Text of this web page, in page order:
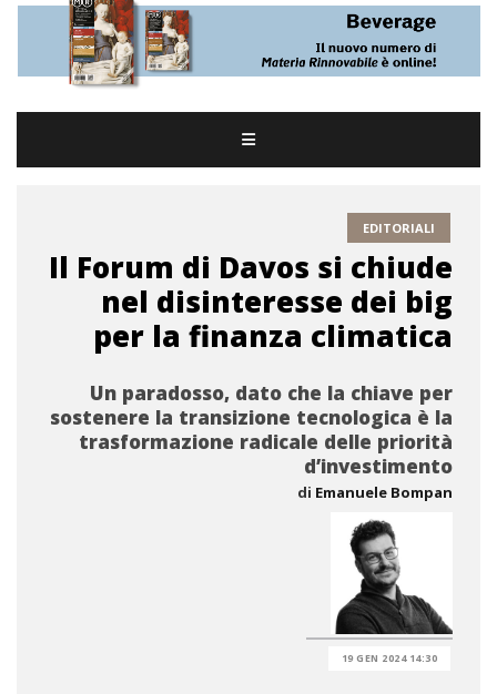
EDITORIALI
Il Forum di Davos si chiude
nel disinteresse dei big
per la finanza climatica
Un paradosso, dato che la chiave per
sostenere la transizione tecnologica è la
trasformazione radicale delle priorità
d’investimento
di Emanuele Bompan
19 GEN 2024 14:30